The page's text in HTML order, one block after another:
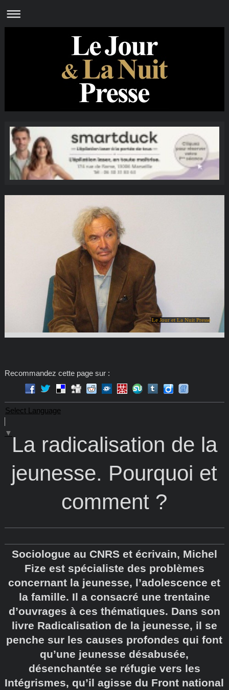
Le Jour et La Nuit Presse
Recommandez cette page sur :
Select Language
▼La radicalisation de la
jeunesse. Pourquoi et
comment ?
Sociologue au CNRS et écrivain, Michel
Fize est spécialiste des problèmes
concernant la jeunesse, l’adolescence et
la famille. Il a consacré une trentaine
d’ouvrages à ces thématiques. Dans son
livre Radicalisation de la jeunesse, il se
penche sur les causes profondes qui font
qu’une jeunesse désabusée,
désenchantée se réfugie vers les
Intégrismes, qu’il agisse du Front national